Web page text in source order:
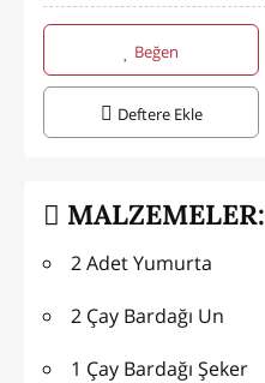
Beğen
Deftere Ekle
MALZEMELER:
2 Adet Yumurta
2 Çay Bardağı Un
1 Çay Bardağı Şeker